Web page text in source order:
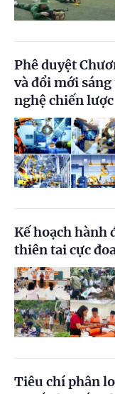
Phê duyệt
và đổi mới sáng
nghệ chiến lược
Kế hoạch hành
thiên tai cực
Tiêu chí phân